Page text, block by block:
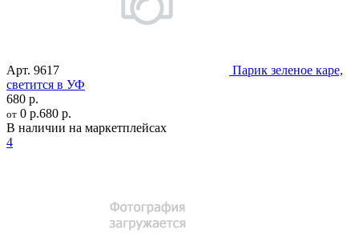
Арт. 9617
Парик зеленое каре,
светится в УФ
680 р.
от 0 р.680 р.
В наличии на маркетплейсах
4